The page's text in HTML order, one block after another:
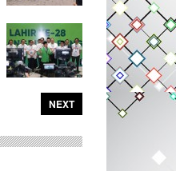
NEXT